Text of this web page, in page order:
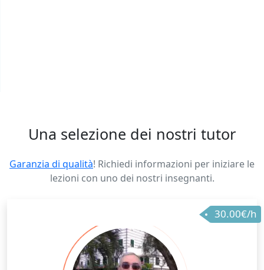
Una selezione dei nostri tutor
Garanzia di qualità! Richiedi informazioni per iniziare le
lezioni con uno dei nostri insegnanti.
30.00€/h